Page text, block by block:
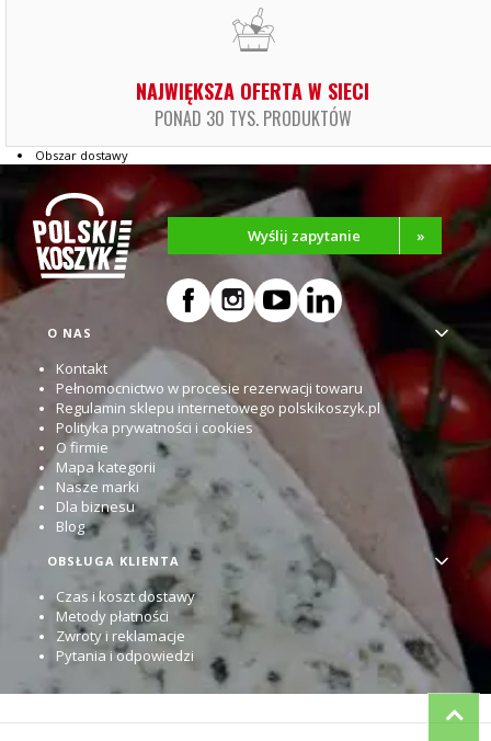
NAJWIĘKSZA OFERTA W SIECI
PONAD 30 TYS. PRODUKTÓW
Obszar dostawy
Linki w stopce
O NAS
Kontakt
Pełnomocnictwo w procesie rezerwacji towaru
Regulamin sklepu internetowego polskikoszyk.pl
Polityka prywatności i cookies
O firmie
Mapa kategorii
Nasze marki
Dla biznesu
Blog
OBSŁUGA KLIENTA
Czas i koszt dostawy
Metody płatności
Zwroty i reklamacje
Pytania i odpowiedzi
Wyślij zapytanie »